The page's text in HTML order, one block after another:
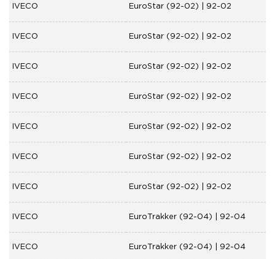
IVECO EuroStar (92-02) | 92-02
IVECO EuroStar (92-02) | 92-02
IVECO EuroStar (92-02) | 92-02
IVECO EuroStar (92-02) | 92-02
IVECO EuroStar (92-02) | 92-02
IVECO EuroStar (92-02) | 92-02
IVECO EuroStar (92-02) | 92-02
IVECO EuroTrakker (92-04) | 92-04
IVECO EuroTrakker (92-04) | 92-04